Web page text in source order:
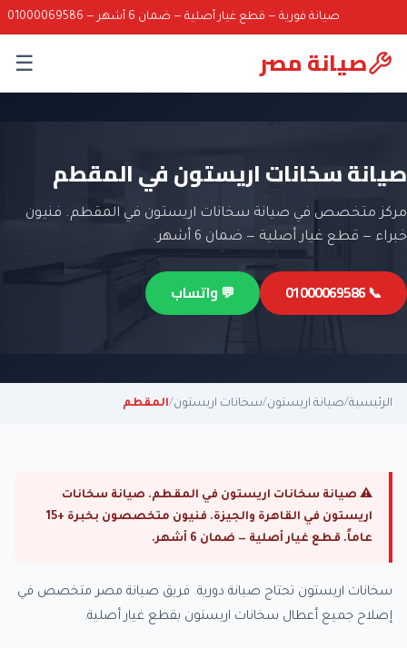
صيانة فورية — قطع غيار أصلية — ضمان 6 أشهر — 01000069586
صيانة مصر ☰
صيانة سخانات اريستون في المقطم
مركز متخصص في صيانة سخانات اريستون في المقطم. فنيون
خبراء — قطع غيار أصلية — ضمان 6 أشهر.
📞 01000069586 💬 واتساب
الرئيسية/صيانة اريستون/سخانات اريستون/المقطم
⚠ صيانة سخانات اريستون في المقطم. صيانة سخانات
اريستون في القاهرة والجيزة. فنيون متخصصون بخبرة +15
عاماً. قطع غيار أصلية — ضمان 6 أشهر.
سخانات اريستون تحتاج صيانة دورية. فريق صيانة مصر متخصص في
إصلاح جميع أعطال سخانات اريستون بقطع غيار أصلية.